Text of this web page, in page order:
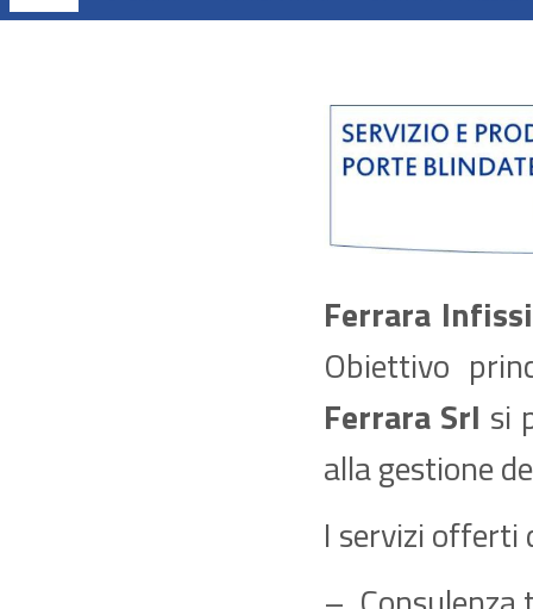
Ferrara Infissi
Obiettivo
Ferrara Srl si
alla gestione
I servizi offerti